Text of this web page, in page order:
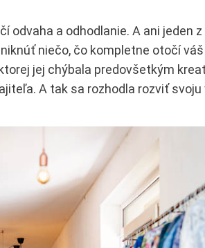
odvaha a odhodlanie. A ani jeden
niečo, čo kompletne otočí
jej chýbala predovšetkým
A tak sa rozhodla rozviť